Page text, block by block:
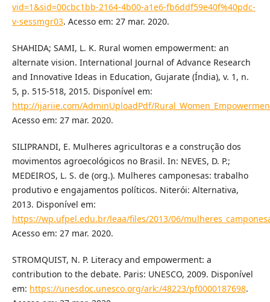
vid=1&sid=00cbc1bb-2164-4b00-a1e6-fb6ddf59e40f%40pdc-
v-sessmgr03. Acesso em: 27 mar. 2020.
SHAHIDA; SAMI, L. K. Rural women empowerment: an
alternate vision. International Journal of Advance Research
and Innovative Ideas in Education, Gujarate (Índia), v. 1, n.
5, p. 515-518, 2015. Disponível em:
http://ijariie.com/AdminUploadPdf/
Acesso em: 27 mar. 2020.
SILIPRANDI, E. Mulheres agricultoras e a construção dos
movimentos agroecológicos no Brasil. In: NEVES, D. P.;
MEDEIROS, L. S. de (org.). Mulheres camponesas: trabalho
produtivo e engajamentos políticos. Niterói: Alternativa,
2013. Disponível em:
https://wp.ufpel.edu.br/leaa/files/2013/06/
Acesso em: 27 mar. 2020.
STROMQUIST, N. P. Literacy and empowerment: a
contribution to the debate. Paris: UNESCO, 2009. Disponível
em: https://unesdoc.unesco.org/ark:/48223/pf0000187698.